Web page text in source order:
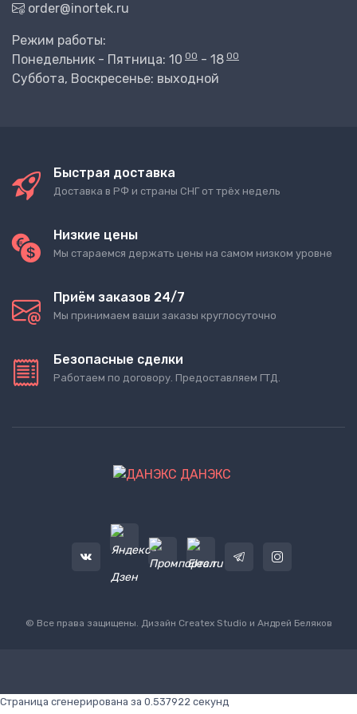
order@inortek.ru
Режим работы:
Понедельник - Пятница: 10 00 - 18 00
Суббота, Воскресенье: выходной
Быстрая доставка
Доставка в РФ и страны СНГ от трёх недель
Низкие цены
Мы стараемся держать цены на самом низком уровне
Приём заказов 24/7
Мы принимаем ваши заказы круглосуточно
Безопасные сделки
Работаем по договору. Предоставляем ГТД.
ДАНЭКС
© Все права защищены. Дизайн Createx Studio и Андрей Беляков
Страница сгенерирована за 0.537922 секунд